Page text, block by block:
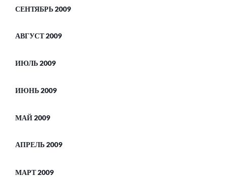
СЕНТЯБРЬ 2009
АВГУСТ 2009
ИЮЛЬ 2009
ИЮНЬ 2009
МАЙ 2009
АПРЕЛЬ 2009
МАРТ 2009